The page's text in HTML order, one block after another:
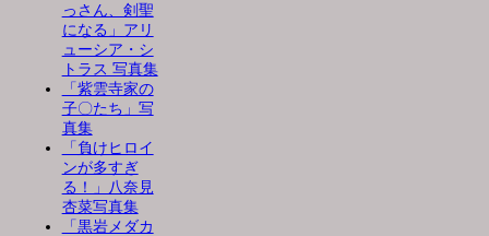
っさん、剣聖
になる」アリ
ューシア・シ
トラス 写真集
「紫雲寺家の
子〇たち」写
真集
「負けヒロイ
ンが多すぎ
る！」八奈見
杏菜写真集
「黒岩メダカ